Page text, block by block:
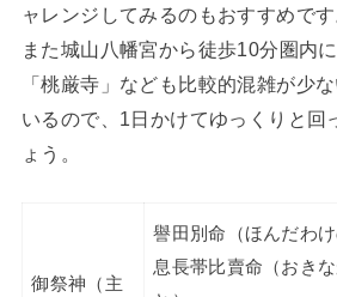
ャレンジしてみるのもおすすめです
また城山八幡宮から徒歩10分圏内
「桃厳寺」なども比較的混雑が少
いるので、1日かけてゆっくりと回
ょう。
御祭神（主
譽田別命（ほんだわけ
息長帯比賣命（おき